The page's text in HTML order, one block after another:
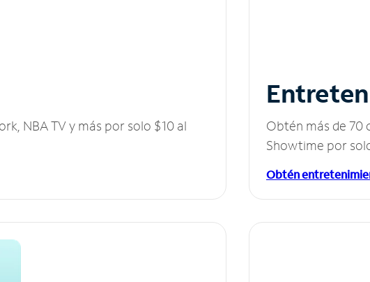
NBA TV y más por solo $10 al
Obtén más de 70
Showtime por
Obtén